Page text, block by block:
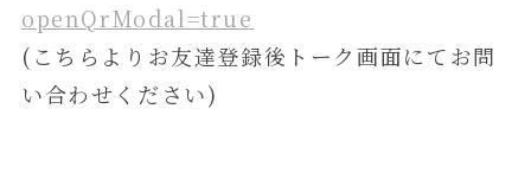
openQrModal=true
(こちらよりお友達登録後トーク画面にてお問
い合わせください)